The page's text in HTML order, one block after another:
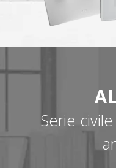
Serie